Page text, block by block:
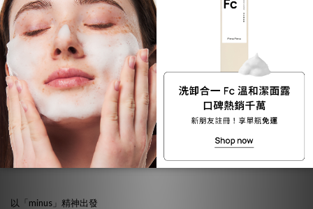
質，專注於真正有效、好吸收的成分，並添加至足量，提供肌膚極致有感
的保養效果。
• 環境永續行動｜使用100%紙類緩衝包材及原色紙盒、採用可回收瓶身、
無塑膠封膜，並以綠色永續成分取代石化來源，減少50%碳排，追求與環
境和諧的永續發展。
• 提倡身心平衡｜品牌不定期舉辦會員藝文活動、手作工坊、療癒講座、
瑜伽課程，期待由內而外滋養身心，幫助肌膚得到更好的平衡與呵護。
以「minus」精神出發